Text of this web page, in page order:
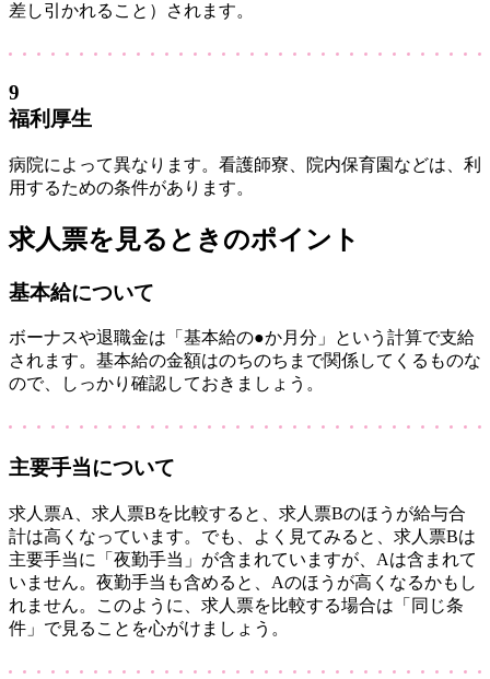
差し引かれること）されます。
9
福利厚生
病院によって異なります。看護師寮、院内保育園などは、利
用するための条件があります。
求人票を見るときのポイント
基本給について
ボーナスや退職金は「基本給の●か月分」という計算で支給
されます。基本給の金額はのちのちまで関係してくるものな
ので、しっかり確認しておきましょう。
主要手当について
求人票A、求人票Bを比較すると、求人票Bのほうが給与合
計は高くなっています。でも、よく見てみると、求人票Bは
主要手当に「夜勤手当」が含まれていますが、Aは含まれて
いません。夜勤手当も含めると、Aのほうが高くなるかもし
れません。このように、求人票を比較する場合は「同じ条
件」で見ることを心がけましょう。